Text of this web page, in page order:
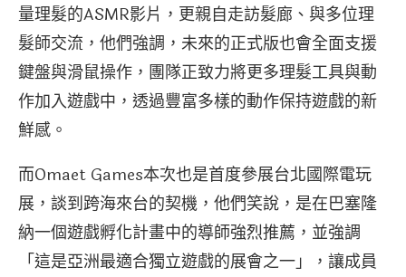
量理髮的ASMR影片，更親自走訪髮廊、與多位理
髮師交流，他們強調，未來的正式版也會全面支援
鍵盤與滑鼠操作，團隊正致力將更多理髮工具與動
作加入遊戲中，透過豐富多樣的動作保持遊戲的新
鮮感。
而Omaet Games本次也是首度參展台北國際電玩
展，談到跨海來台的契機，他們笑說，是在巴塞隆
納一個遊戲孵化計畫中的導師強烈推薦，並強調
「這是亞洲最適合獨立遊戲的展會之一」，讓成員